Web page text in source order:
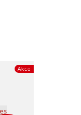
Akce